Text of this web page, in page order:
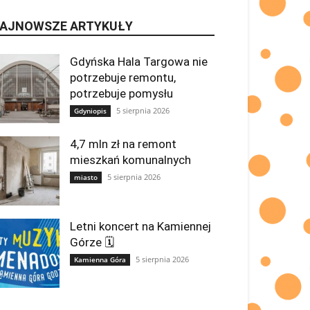
ARTYKUŁY
Gdyńska Hala Targowa nie
potrzebuje remontu,
potrzebuje pomysłu
Gdyniopis 5 sierpnia 2026
4,7 mln zł na remont
mieszkań komunalnych
miasto 5 sierpnia 2026
Letni koncert na Kamiennej
Górze 🗓
Kamienna Góra 5 sierpnia 2026